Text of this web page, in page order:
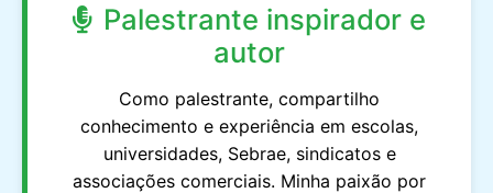
Palestrante inspirador e
autor
Como palestrante, compartilho
conhecimento e experiência em escolas,
universidades, Sebrae, sindicatos e
associações comerciais. Minha paixão por